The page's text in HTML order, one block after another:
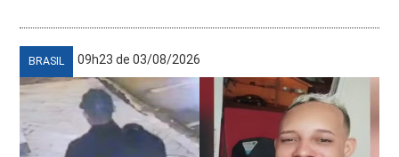
BRASIL 09h23 de 03/08/2026